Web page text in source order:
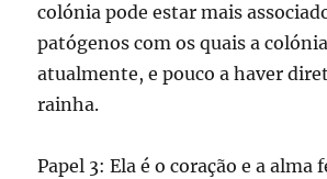
colónia pode estar mais
patógenos com os quais a
atualmente, e pouco a haver
rainha.
Papel 3: Ela é o coração e a alma